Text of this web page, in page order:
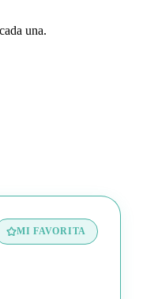
una.
MI FAVORITA